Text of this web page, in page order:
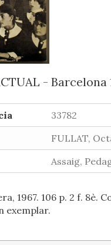
- Barcelona
33782
FULLAT,
Assaig,
1967. 106 p. 2 f. 8è.
exemplar.